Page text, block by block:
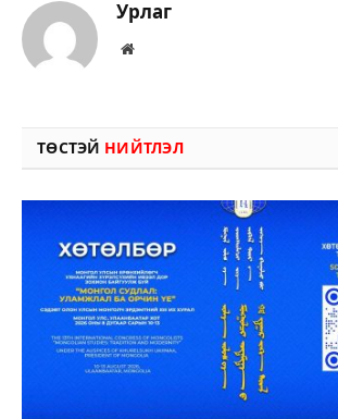
Урлаг
Вэбсайт
ТӨСТЭЙ НИЙТЛЭЛ